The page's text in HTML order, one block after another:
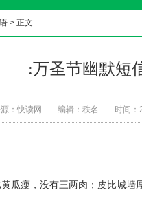
> 正文
:万圣节幽默短
：快读网 编辑：秩名 时间：
瘦，没有三两肉；皮比城墙